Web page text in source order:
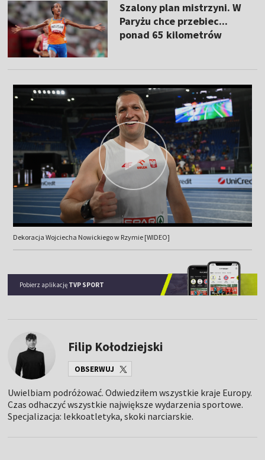
Szalony plan mistrzyni. W
Paryżu chce przebiec...
ponad 65 kilometrów
Dekoracja Wojciecha Nowickiego w Rzymie [WIDEO]
Pobierz aplikację TVP SPORT
Filip Kołodziejski
OBSERWUJ
Uwielbiam podróżować. Odwiedziłem wszystkie kraje Europy.
Czas odhaczyć wszystkie największe wydarzenia sportowe.
Specjalizacja: lekkoatletyka, skoki narciarskie.